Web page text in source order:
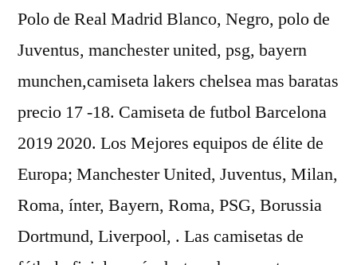
Polo de Real Madrid Blanco, Negro, polo de
Juventus, manchester united, psg, bayern
munchen,camiseta lakers chelsea mas baratas
precio 17 -18. Camiseta de futbol Barcelona
2019 2020. Los Mejores equipos de élite de
Europa; Manchester United, Juventus, Milan,
Roma, ínter, Bayern, Roma, PSG, Borussia
Dortmund, Liverpool, . Las camisetas de